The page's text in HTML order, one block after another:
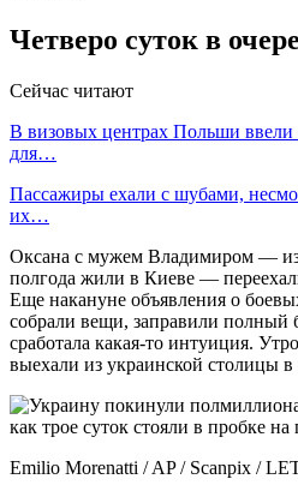
Четверо суток в
Сейчас читают
В визовых центрах Польши ввели
для…
Пассажиры ехали с шубами,
их…
Оксана с мужем Владимиром —
полгода жили в Киеве —
Еще накануне объявления о
собрали вещи, заправили полный
сработала какая-то интуиция.
выехали из украинской столицы
Emilio Morenatti / AP / Scanpix /